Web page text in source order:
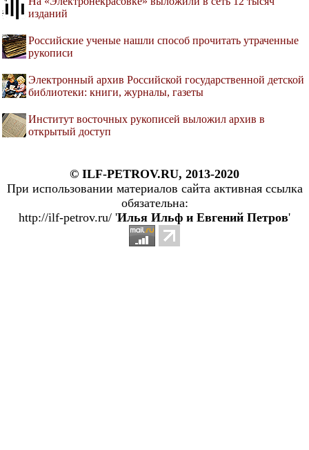
изданий
Российские ученые нашли способ прочитать утраченные
рукописи
Электронный архив Российской государственной детской
библиотеки: книги, журналы, газеты
Институт восточных рукописей выложил архив в
открытый доступ
© ILF-PETROV.RU, 2013-2020
При использовании материалов сайта активная ссылка
обязательна:
http://ilf-petrov.ru/ 'Илья Ильф и Евгений Петров'